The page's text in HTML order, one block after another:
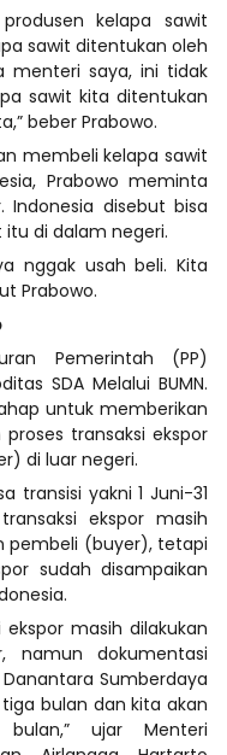
kelapa sawit
sawit ditentukan oleh
menteri saya, ini tidak
sawit kita ditentukan
beber Prabowo.
membeli kelapa sawit
Prabowo meminta
Indonesia disebut bisa
di dalam negeri.
nggak usah beli. Kita
Prabowo.
Pemerintah (PP)
SDA Melalui BUMN.
untuk memberikan
transaksi ekspor
di luar negeri.
transisi yakni 1 Juni-31
ekspor masih
pembeli (buyer), tetapi
sudah disampaikan
masih dilakukan
namun dokumentasi
Danantara Sumberdaya
bulan dan kita akan
ujar Menteri